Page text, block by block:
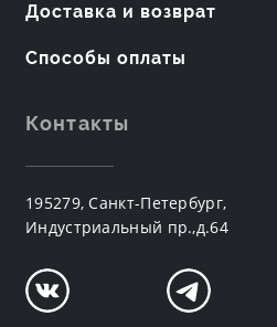
Доставка и возврат
Способы оплаты
Контакты
195279, Санкт-Петербург,
Индустриальный пр.,д.64